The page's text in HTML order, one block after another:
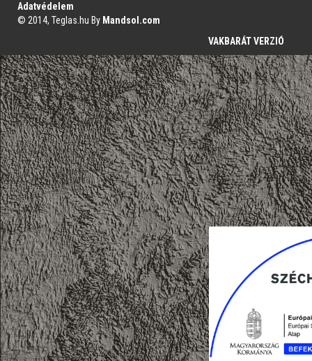
Adatvédelem
© 2014, Teglas.hu By Mandsol.com
VAKBARÁT VERZIÓ